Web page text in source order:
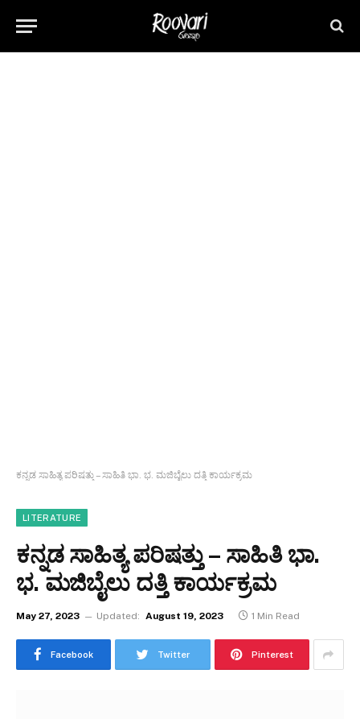
ಕನ್ನಡ ಸಾಹಿತ್ಯ ಪರಿಷತ್ತು – ಸಾಹಿತಿ ಭಾ. ಭ. ಮಜಿಬೈಲು ದತ್ತಿ ಕಾರ್ಯಕ್ರಮ
LITERATURE
ಕನ್ನಡ ಸಾಹಿತ್ಯ ಪರಿಷತ್ತು – ಸಾಹಿತಿ ಭಾ.
ಭ. ಮಜಿಬೈಲು ದತ್ತಿ ಕಾರ್ಯಕ್ರಮ
May 27, 2023 Updated: August 19, 2023 1 Min Read
Facebook Twitter Pinterest